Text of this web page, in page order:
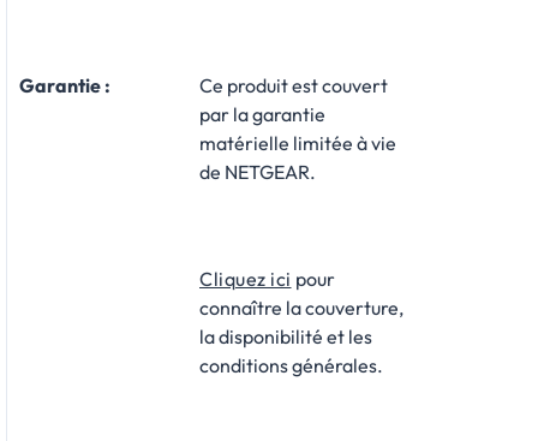
Garantie :
​Ce produit est couvert
par la garantie
matérielle limitée à vie
de NETGEAR.
Cliquez ici pour
connaître la couverture,
la disponibilité et les
conditions générales.